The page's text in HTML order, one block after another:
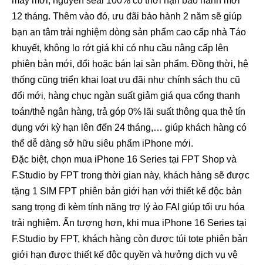
12 tháng. Thêm vào đó, ưu đãi bảo hành 2 năm sẽ giúp
bạn an tâm trải nghiệm dòng sản phẩm cao cấp nhà Táo
khuyết, không lo rớt giá khi có nhu cầu nâng cấp lên
phiên bản mới, đổi hoặc bán lại sản phẩm. Đồng thời, hệ
thống cũng triển khai loạt ưu đãi như chính sách thu cũ
đổi mới, hàng chục ngàn suất giảm giá qua cổng thanh
toán/thẻ ngân hàng, trả góp 0% lãi suất thông qua thẻ tín
dụng với kỳ hạn lên đến 24 tháng,… giúp khách hàng có
thể dễ dàng sở hữu siêu phẩm iPhone mới.
Đặc biệt, chọn mua iPhone 16 Series tại FPT Shop và
F.Studio by FPT trong thời gian này, khách hàng sẽ được
tặng 1 SIM FPT phiên bản giới hạn với thiết kế độc bản
sang trọng đi kèm tính năng trợ lý ảo FAI giúp tối ưu hóa
trải nghiệm. Ấn tượng hơn, khi mua iPhone 16 Series tại
F.Studio by FPT, khách hàng còn được túi tote phiên bản
giới hạn được thiết kế độc quyền và hưởng dịch vụ vệ